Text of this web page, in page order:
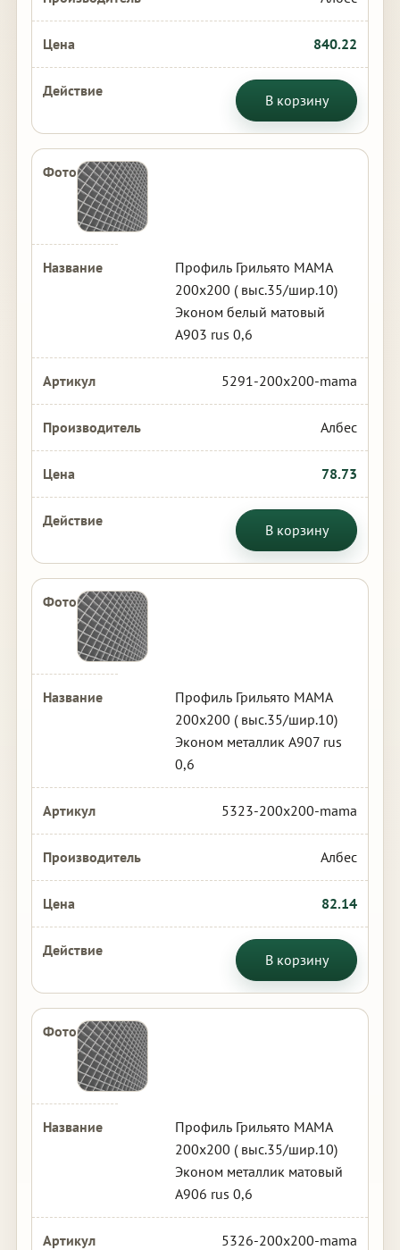
840.22
В корзину
Профиль Грильято МАМА
200х200 ( выс.35/шир.10)
Эконом белый матовый
А903 rus 0,6
5291-200x200-mama
Албес
78.73
В корзину
Профиль Грильято МАМА
200х200 ( выс.35/шир.10)
Эконом металлик А907 rus
0,6
5323-200x200-mama
Албес
82.14
В корзину
Профиль Грильято МАМА
200х200 ( выс.35/шир.10)
Эконом металлик матовый
А906 rus 0,6
5326-200x200-mama